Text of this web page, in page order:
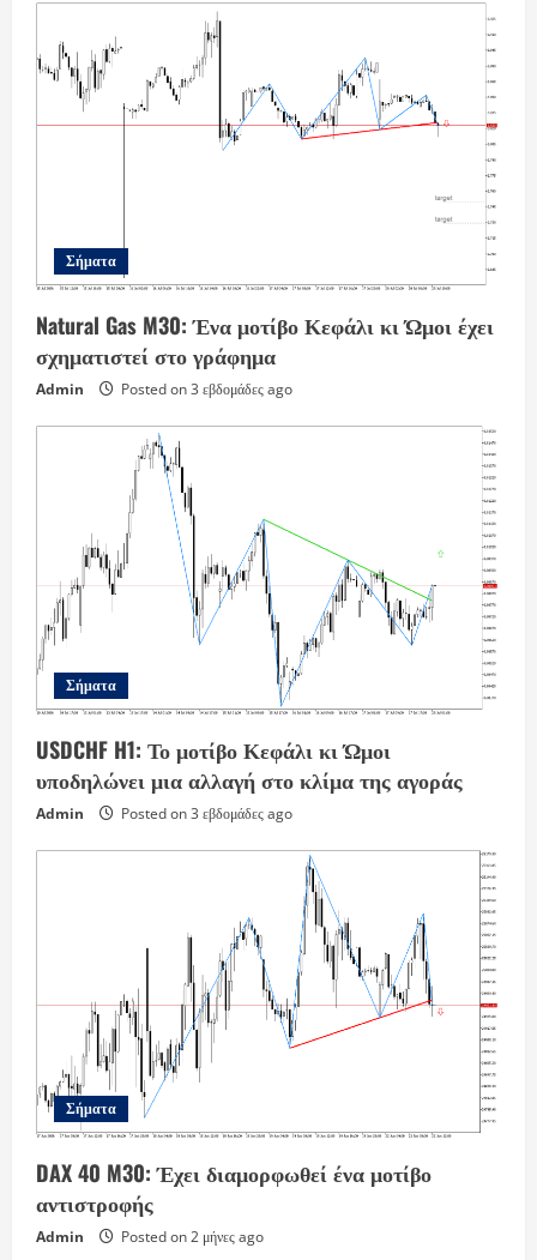
Σήματα
Natural Gas M30: Ένα μοτίβο Κεφάλι κι Ώμοι έχει
σχηματιστεί στο γράφημα
Admin Posted on 3 εβδομάδες ago
Σήματα
USDCHF H1: Το μοτίβο Κεφάλι κι Ώμοι
υποδηλώνει μια αλλαγή στο κλίμα της αγοράς
Admin Posted on 3 εβδομάδες ago
Σήματα
DAX 40 M30: Έχει διαμορφωθεί ένα μοτίβο
αντιστροφής
Admin Posted on 2 μήνες ago